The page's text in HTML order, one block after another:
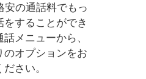
安の通話料でもっ
をすることができ
メニューから、
のオプションをお
さい。